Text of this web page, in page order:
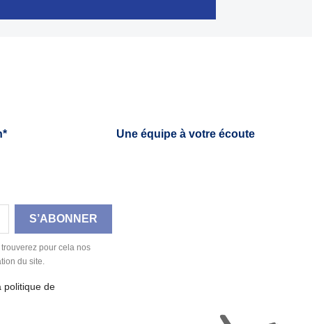
Une équipe à votre écoute
pour cela nos
du site.
politique de